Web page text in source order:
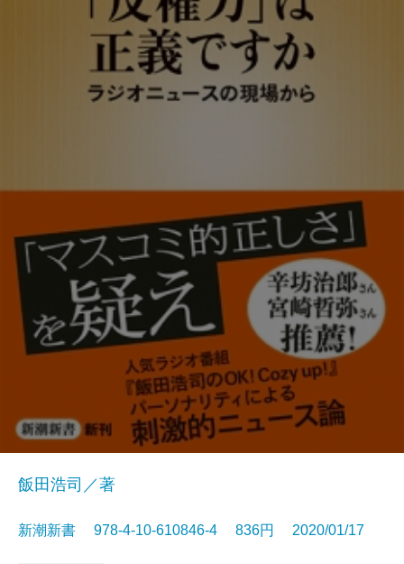
飯田浩司／著
新潮新書 978-4-10-610846-4 836円 2020/01/17